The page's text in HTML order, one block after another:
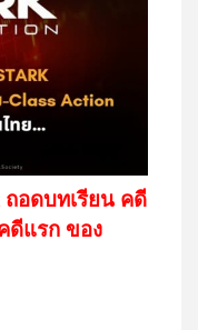
อดบทเรียน คดี
ดีแรก ของ